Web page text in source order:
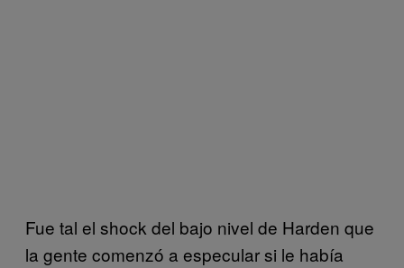
Fue tal el shock del bajo nivel de Harden que
la gente comenzó a especular si le había